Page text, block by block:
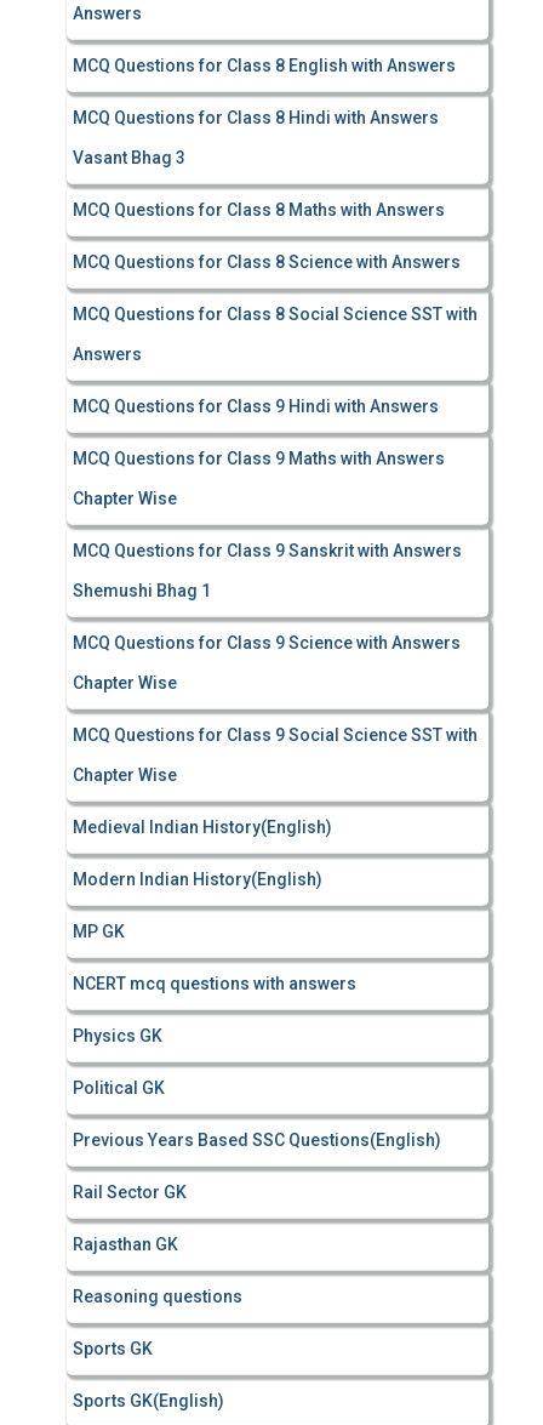
Answers
MCQ Questions for Class 8 English with Answers
MCQ Questions for Class 8 Hindi with Answers
Vasant Bhag 3
MCQ Questions for Class 8 Maths with Answers
MCQ Questions for Class 8 Science with Answers
MCQ Questions for Class 8 Social Science SST with
Answers
MCQ Questions for Class 9 Hindi with Answers
MCQ Questions for Class 9 Maths with Answers
Chapter Wise
MCQ Questions for Class 9 Sanskrit with Answers
Shemushi Bhag 1
MCQ Questions for Class 9 Science with Answers
Chapter Wise
MCQ Questions for Class 9 Social Science SST with
Chapter Wise
Medieval Indian History(English)
Modern Indian History(English)
MP GK
NCERT mcq questions with answers
Physics GK
Political GK
Previous Years Based SSC Questions(English)
Rail Sector GK
Rajasthan GK
Reasoning questions
Sports GK
Sports GK(English)